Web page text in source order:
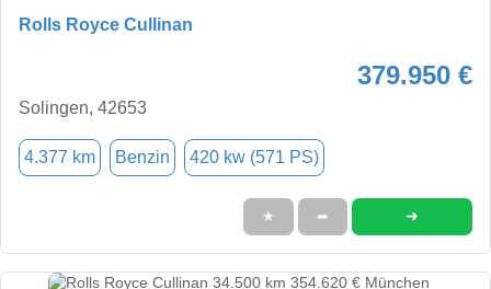
Rolls Royce Cullinan
379.950 €
Solingen, 42653
4.377 km Benzin 420 kw (571 PS)
★ ➦ ➜